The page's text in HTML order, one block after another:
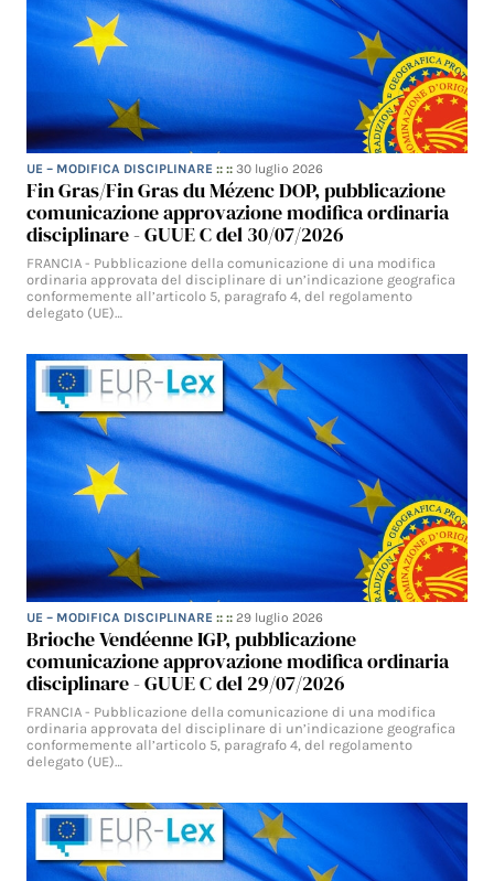
UE – MODIFICA DISCIPLINARE :: ::30 luglio 2026
Fin Gras/Fin Gras du Mézenc DOP, pubblicazione
comunicazione approvazione modifica ordinaria
disciplinare - GUUE C del 30/07/2026
FRANCIA - Pubblicazione della comunicazione di una modifica
ordinaria approvata del disciplinare di un’indicazione geografica
conformemente all’articolo 5, paragrafo 4, del regolamento
delegato (UE)…
UE – MODIFICA DISCIPLINARE :: ::29 luglio 2026
Brioche Vendéenne IGP, pubblicazione
comunicazione approvazione modifica ordinaria
disciplinare - GUUE C del 29/07/2026
FRANCIA - Pubblicazione della comunicazione di una modifica
ordinaria approvata del disciplinare di un’indicazione geografica
conformemente all’articolo 5, paragrafo 4, del regolamento
delegato (UE)…